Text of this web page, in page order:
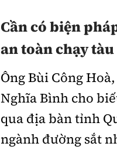
Cần có biện
an toàn chạy tàu
ÔngBùi Công
Nghĩa Bình cho
qua địa bàn tỉnh
ngành đường sắt